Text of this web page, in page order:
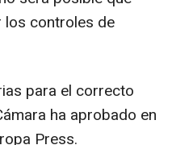
los controles de
para el correcto
ha aprobado en
Press.